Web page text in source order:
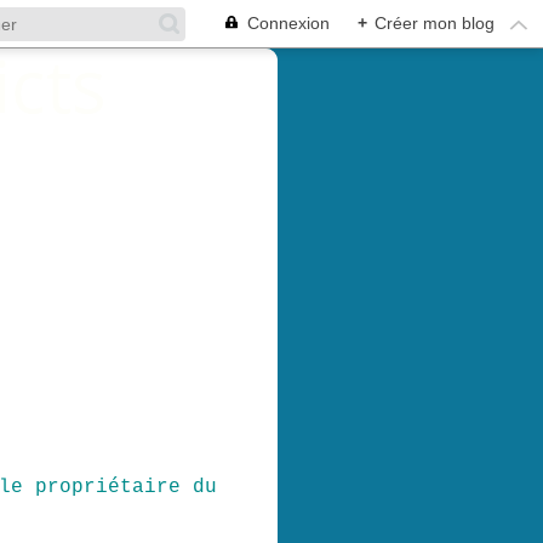
Connexion + Créer mon blog
propriétaire du